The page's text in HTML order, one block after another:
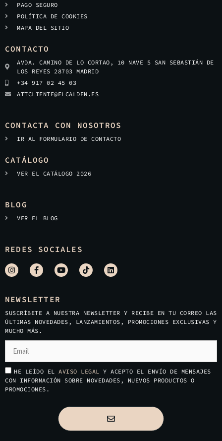
PAGO SEGURO
POLÍTICA DE COOKIES
MAPA DEL SITIO
CONTACTO
AVDA. CAMINO DE LO CORTAO, 10 NAVE 5 SAN SEBASTIÁN DE
LOS REYES 28703 MADRID
+34 917 02 45 03
ATTCLIENTE@ELCALDEN.ES
CONTACTA CON NOSOTROS
IR AL FORMULARIO DE CONTACTO
CATÁLOGO
VER EL CATÁLOGO 2026
BLOG
VER EL BLOG
REDES SOCIALES
NEWSLETTER
SUSCRÍBETE A NUESTRA NEWSLETTER Y RECIBE EN TU CORREO LAS
ÚLTIMAS NOVEDADES, LANZAMIENTOS, PROMOCIONES EXCLUSIVAS Y
MUCHO MÁS.
HE LEÍDO EL AVISO LEGAL Y ACEPTO EL ENVÍO DE MENSAJES
CON INFORMACIÓN SOBRE NOVEDADES, NUEVOS PRODUCTOS O
PROMOCIONES.